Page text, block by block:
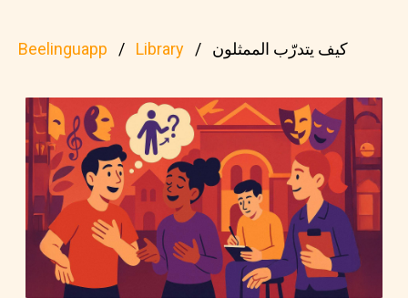
Beelinguapp Library كيف يتدرّب الممثلون